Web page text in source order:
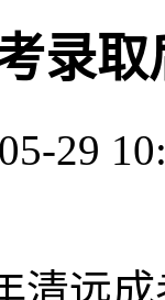
录
29
清远